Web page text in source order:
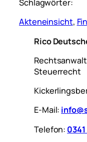
Schlagwörter:
Akteneinsicht,
Rico
Steuerrecht
E-Mail:
Telefon: